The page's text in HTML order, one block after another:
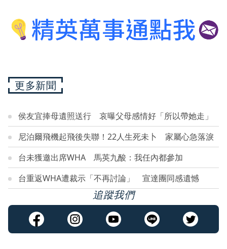
更多新聞
侯友宜捧母遺照送行 哀曝父母感情好「所以帶她走」
尼泊爾飛機起飛後失聯！22人生死未卜 家屬心急落淚
台未獲邀出席WHA 馬英九酸：我任內都參加
台重返WHA遭裁示「不再討論」 宣達團同感遺憾
追蹤我們